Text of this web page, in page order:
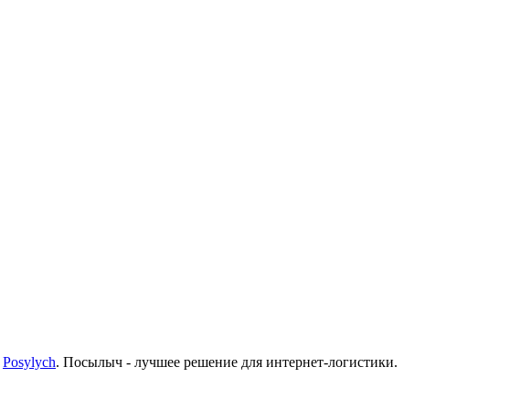
Posylych. Посылыч - лучшее решение для интернет-логистики.